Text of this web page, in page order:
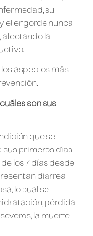
su
el engorde nunca
afectando la
aspectos más
son sus
que se
sus primeros días
los 7 días desde
diarrea
lo cual se
pérdida
la muerte